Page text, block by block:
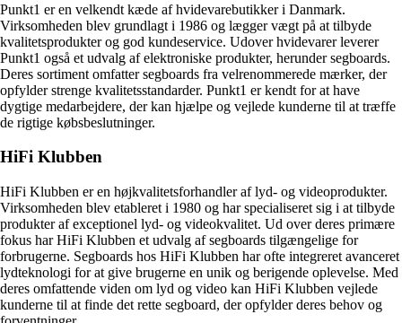
Punkt1 er en velkendt kæde af hvidevarebutikker i Danmark.
Virksomheden blev grundlagt i 1986 og lægger vægt på at tilbyde
kvalitetsprodukter og god kundeservice. Udover hvidevarer leverer
Punkt1 også et udvalg af elektroniske produkter, herunder segboards.
Deres sortiment omfatter segboards fra velrenommerede mærker, der
opfylder strenge kvalitetsstandarder. Punkt1 er kendt for at have
dygtige medarbejdere, der kan hjælpe og vejlede kunderne til at træffe
de rigtige købsbeslutninger.
HiFi Klubben
HiFi Klubben er en højkvalitetsforhandler af lyd- og videoprodukter.
Virksomheden blev etableret i 1980 og har specialiseret sig i at tilbyde
produkter af exceptionel lyd- og videokvalitet. Ud over deres primære
fokus har HiFi Klubben et udvalg af segboards tilgængelige for
forbrugerne. Segboards hos HiFi Klubben har ofte integreret avanceret
lydteknologi for at give brugerne en unik og berigende oplevelse. Med
deres omfattende viden om lyd og video kan HiFi Klubben vejlede
kunderne til at finde det rette segboard, der opfylder deres behov og